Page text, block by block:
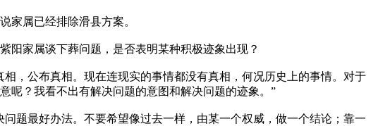
属已经排除滑县方案。
家属谈下葬问题，是否表明某种积极迹象出现？
公布真相。现在连现实的事情都没有真相，何况历史上的事情。对于
呢？我看不出有解决问题的意图和解决问题的迹象。”
最好办法。不要希望像过去一样，由某一个权威，做一个结论；靠一